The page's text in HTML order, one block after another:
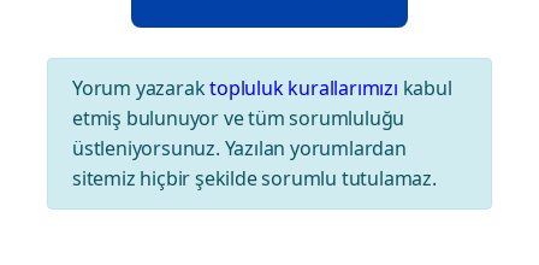
Yorum yazaraktopluluk kurallarımızı kabul
etmiş bulunuyor ve tüm sorumluluğu
üstleniyorsunuz. Yazılan yorumlardan
sitemiz hiçbir şekilde sorumlu tutulamaz.